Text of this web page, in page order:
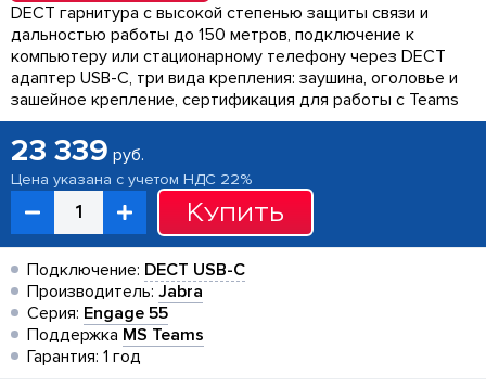
DECT гарнитура с высокой степенью защиты связи и
дальностью работы до 150 метров, подключение к
компьютеру или стационарному телефону через DECT
адаптер USB-C, три вида крепления: заушина, оголовье и
зашейное крепление, сертификация для работы с Teams
23 339 руб.
Цена указана с учетом НДС 22%
Купить
Подключение: DECT USB-C
Производитель: Jabra
Серия: Engage 55
Поддержка MS Teams
Гарантия: 1 год